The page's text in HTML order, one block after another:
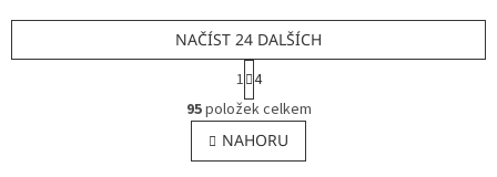
O
v
l
á
NAČÍST 24 DALŠÍCH
S
t
r
á
n
k
1 4
95položek celkem
NAHORU